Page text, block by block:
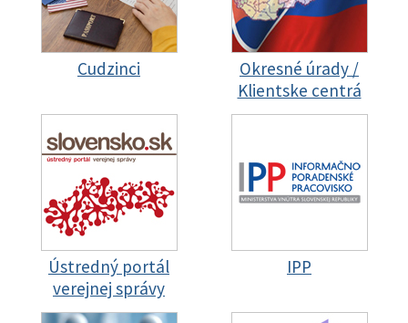
Cudzinci
Okresné úrady /
Klientske centrá
Ústredný portál
verejnej správy
IPP